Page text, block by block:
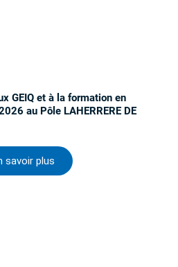
GEIQ et à la formation en
au Pôle LAHERRERE DE
savoir plus